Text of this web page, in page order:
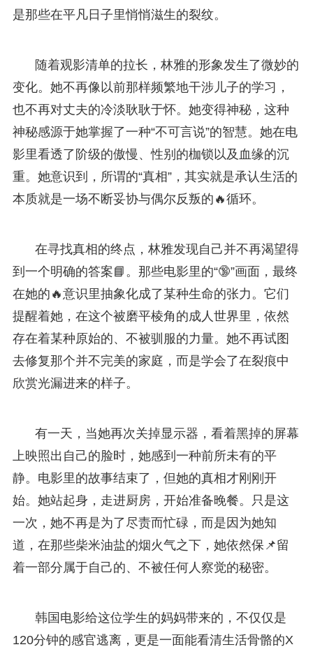
是那些在平凡日子里悄悄滋生的裂纹。
随着观影清单的拉长，林雅的形象发生了微妙的
变化。她不再像以前那样频繁地干涉儿子的学习，
也不再对丈夫的冷淡耿耿于怀。她变得神秘，这种
神秘感源于她掌握了一种“不可言说”的智慧。她在电
影里看透了阶级的傲慢、性别的枷锁以及血缘的沉
重。她意识到，所谓的“真相”，其实就是承认生活的
本质就是一场不断妥协与偶尔反叛的🔥循环。
在寻找真相的终点，林雅发现自己并不再渴望得
到一个明确的答案📘。那些电影里的“🔞”画面，最终
在她的🔥意识里抽象化成了某种生命的张力。它们
提醒着她，在这个被磨平棱角的成人世界里，依然
存在着某种原始的、不被驯服的力量。她不再试图
去修复那个并不完美的家庭，而是学会了在裂痕中
欣赏光漏进来的样子。
有一天，当她再次关掉显示器，看着黑掉的屏幕
上映照出自己的脸时，她感到一种前所未有的平
静。电影里的故事结束了，但她的真相才刚刚开
始。她站起身，走进厨房，开始准备晚餐。只是这
一次，她不再是为了尽责而忙碌，而是因为她知
道，在那些柴米油盐的烟火气之下，她依然保📌留
着一部分属于自己的、不被任何人察觉的秘密。
韩国电影给这位学生的妈妈带来的，不仅仅是
120分钟的感官逃离，更是一面能看清生活骨骼的X